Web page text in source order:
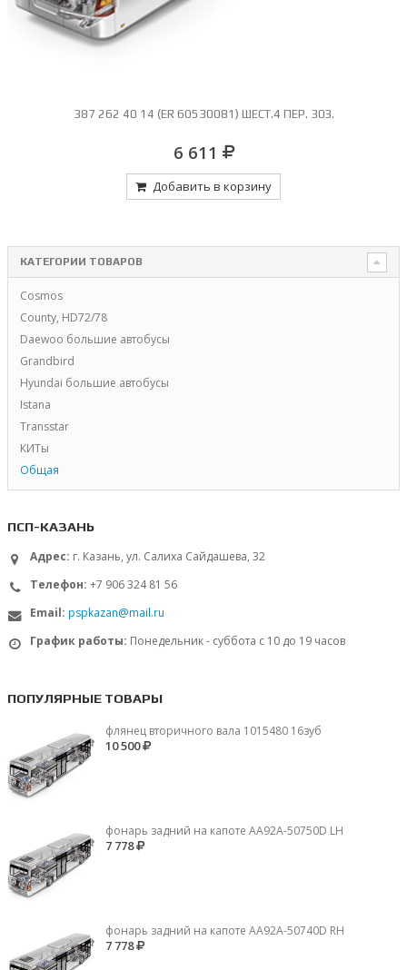
387 262 40 14 (ER 60530081) ШЕСТ.4 ПЕР. 30З.
6 611
Добавить в корзину
КАТЕГОРИИ ТОВАРОВ
Cosmos
County, HD72/78
Daewoo большие автобусы
Grandbird
Hyundai большие автобусы
Istana
Transstar
КИТы
Общая
ПСП-КАЗАНЬ
Адрес: г. Казань, ул. Салиха Сайдашева, 32
Телефон: +7 906 324 81 56
Email: pspkazan@mail.ru
График работы: Понедельник - суббота с 10 до 19 часов
ПОПУЛЯРНЫЕ ТОВАРЫ
флянец вторичного вала 1015480 16зуб
10 500
фонарь задний на капоте AA92A-50750D LH
7 778
фонарь задний на капоте AA92A-50740D RH
7 778